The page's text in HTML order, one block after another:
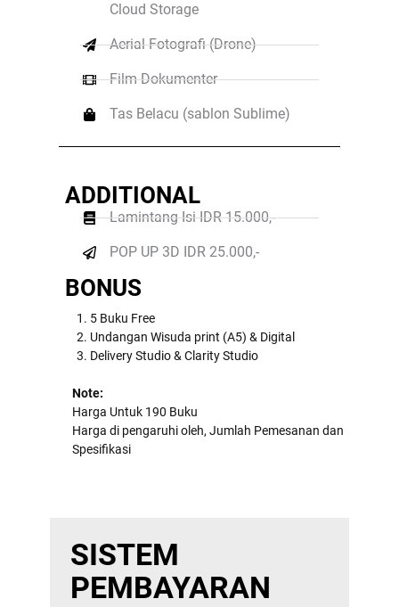
Cloud Storage
Aerial Fotografi (Drone)
Film Dokumenter
Tas Belacu (sablon Sublime)
ADDITIONAL
Lamintang Isi IDR 15.000,-
POP UP 3D IDR 25.000,-
BONUS
5 Buku Free
Undangan Wisuda print (A5) & Digital
Delivery Studio & Clarity Studio
Note:
Harga Untuk 190 Buku
Harga di pengaruhi oleh, Jumlah Pemesanan dan
Spesifikasi
SISTEM
PEMBAYARAN